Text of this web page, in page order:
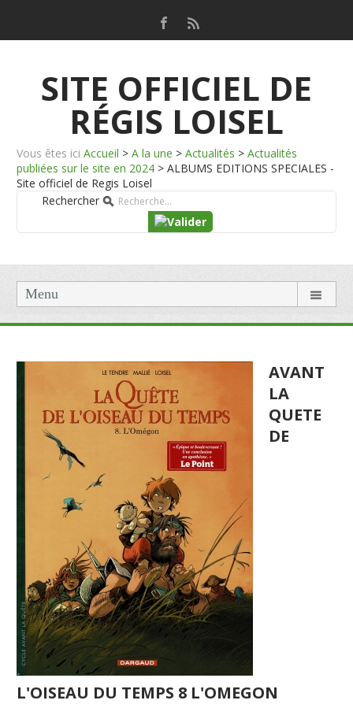
SITE OFFICIEL DE
RÉGIS LOISEL
Vous êtes ici Accueil > A la une > Actualités > Actualités
publiées sur le site en 2024 > ALBUMS EDITIONS SPECIALES -
Site officiel de Regis Loisel
Rechercher
Menu
AVANT
LA
QUETE
DE
L'OISEAU DU TEMPS 8 L'OMEGON